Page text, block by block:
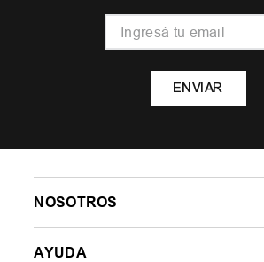
ENVIAR
NOSOTROS
AYUDA